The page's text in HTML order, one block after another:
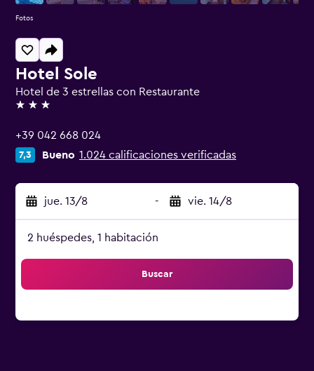
Hotel Sole
Hotel de 3 estrellas con Restaurante
3 estrellas
+39 042 668 024
7,3 Bueno 1.024 calificaciones verificadas
jue. 13/8 - vie. 14/8
2 huéspedes, 1 habitación
Buscar
Fotos